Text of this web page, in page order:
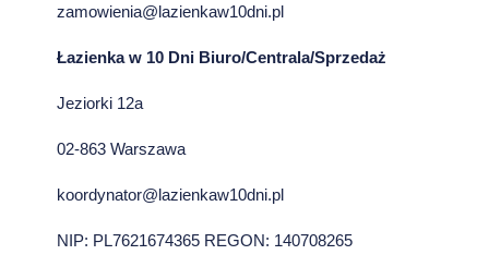
zamowienia@lazienkaw10dni.pl
Łazienka w 10 Dni Biuro/Centrala/Sprzedaż
Jeziorki 12a
02-863 Warszawa
koordynator@lazienkaw10dni.pl
NIP: PL7621674365 REGON: 140708265